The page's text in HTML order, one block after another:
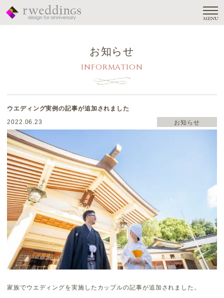
MENU
お知らせ
INFORMATION
ウエディング実例の記事が追加されました
2022.06.23
お知らせ
家族でウエディングを実施したカップルの記事が追加されました。